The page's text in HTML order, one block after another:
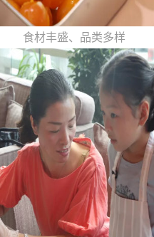
食材丰盛、品类多样